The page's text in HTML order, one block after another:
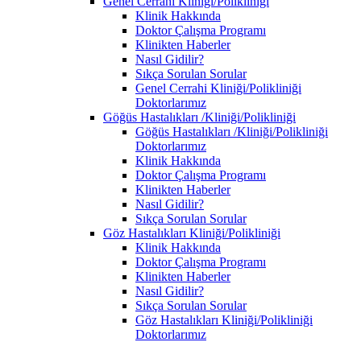
Klinik Hakkında
Doktor Çalışma Programı
Klinikten Haberler
Nasıl Gidilir?
Sıkça Sorulan Sorular
Genel Cerrahi Kliniği/Polikliniği
Doktorlarımız
Göğüs Hastalıkları /Kliniği/Polikliniği
Göğüs Hastalıkları /Kliniği/Polikliniği
Doktorlarımız
Klinik Hakkında
Doktor Çalışma Programı
Klinikten Haberler
Nasıl Gidilir?
Sıkça Sorulan Sorular
Göz Hastalıkları Kliniği/Polikliniği
Klinik Hakkında
Doktor Çalışma Programı
Klinikten Haberler
Nasıl Gidilir?
Sıkça Sorulan Sorular
Göz Hastalıkları Kliniği/Polikliniği
Doktorlarımız